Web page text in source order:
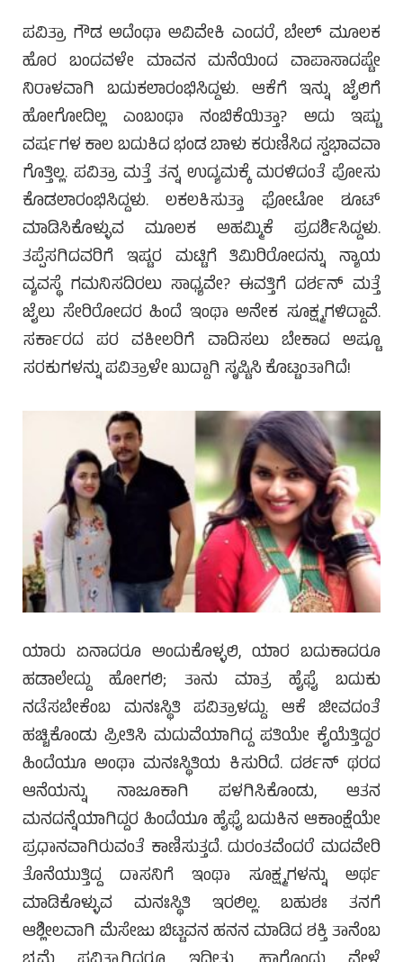
ಪವಿತ್ರಾ ಗೌಡ ಅದೆಂಥಾ ಅವಿವೇಕಿ ಎಂದರೆ, ಬೇಲ್ ಮೂಲಕ
ಹೊರ ಬಂದವಳೇ ಮಾವನ ಮನೆಯಿಂದ ವಾಪಾಸಾದಷ್ಟೇ
ನಿರಾಳವಾಗಿ ಬದುಕಲಾರಂಭಿಸಿದ್ದಳು. ಆಕೆಗೆ ಇನ್ನು ಜೈಲಿಗೆ
ಹೋಗೋದಿಲ್ಲ ಎಂಬಂಥಾ ನಂಬಿಕೆಯಿತ್ತಾ? ಅದು ಇಷ್ಟು
ವರ್ಷಗಳ ಕಾಲ ಬದುಕಿದ ಭಂಡ ಬಾಳು ಕರುಣಿಸಿದ ಸ್ವಭಾವವಾ
ಗೊತ್ತಿಲ್ಲ. ಪವಿತ್ರಾ ಮತ್ತೆ ತನ್ನ ಉದ್ಯಮಕ್ಕೆ ಮರಳಿದಂತೆ ಪೋಸು
ಕೊಡಲಾರಂಭಿಸಿದ್ದಳು. ಲಕಲಕಿಸುತ್ತಾ ಫೋಟೋ ಶೂಟ್
ಮಾಡಿಸಿಕೊಳ್ಳುವ ಮೂಲಕ ಅಹಮ್ಮಿಕೆ ಪ್ರದರ್ಶಿಸಿದ್ದಳು.
ತಪ್ಪೆಸಗಿದವರಿಗೆ ಇಷ್ಟರ ಮಟ್ಟಿಗೆ ತಿಮಿರಿರೋದನ್ನು ನ್ಯಾಯ
ವ್ಯವಸ್ಥೆ ಗಮನಿಸದಿರಲು ಸಾಧ್ಯವೇ? ಈವತ್ತಿಗೆ ದರ್ಶನ್ ಮತ್ತೆ
ಜೈಲು ಸೇರಿರೋದರ ಹಿಂದೆ ಇಂಥಾ ಅನೇಕ ಸೂಕ್ಷ್ಮಗಳಿದ್ದಾವೆ.
ಸರ್ಕಾರದ ಪರ ವಕೀಲರಿಗೆ ವಾದಿಸಲು ಬೇಕಾದ ಅಷ್ಟೂ
ಸರಕುಗಳನ್ನು ಪವಿತ್ರಾಳೇ ಖುದ್ದಾಗಿ ಸೃಷ್ಟಿಸಿ ಕೊಟ್ಟಂತಾಗಿದೆ!
ಯಾರು ಏನಾದರೂ ಅಂದುಕೊಳ್ಳಲಿ, ಯಾರ ಬದುಕಾದರೂ
ಹಡಾಲೇದ್ದು ಹೋಗಲಿ; ತಾನು ಮಾತ್ರ ಹೈಫೈ ಬದುಕು
ನಡೆಸಬೇಕೆಂಬ ಮನಃಸ್ಥಿತಿ ಪವಿತ್ರಾಳದ್ದು. ಆಕೆ ಜೀವದಂತೆ
ಹಚ್ಚಿಕೊಂಡು ಪ್ರೀತಿಸಿ ಮದುವೆಯಾಗಿದ್ದ ಪತಿಯೇ ಕೈಯೆತ್ತಿದ್ದರ
ಹಿಂದೆಯೂ ಅಂಥಾ ಮನಃಸ್ಥಿತಿಯ ಕಿಸುರಿದೆ. ದರ್ಶನ್ ಥರದ
ಆನೆಯನ್ನು ನಾಜೂಕಾಗಿ ಪಳಗಿಸಿಕೊಂಡು, ಆತನ
ಮನದನ್ನೆಯಾಗಿದ್ದರ ಹಿಂದೆಯೂ ಹೈಫೈ ಬದುಕಿನ ಆಕಾಂಕ್ಷೆಯೇ
ಪ್ರಧಾನವಾಗಿರುವಂತೆ ಕಾಣಿಸುತ್ತದೆ. ದುರಂತವೆಂದರೆ ಮದವೇರಿ
ತೊನೆಯುತ್ತಿದ್ದ ದಾಸನಿಗೆ ಇಂಥಾ ಸೂಕ್ಷ್ಮಗಳನ್ನು ಅರ್ಥ
ಮಾಡಿಕೊಳ್ಳುವ ಮನಃಸ್ಥಿತಿ ಇರಲಿಲ್ಲ. ಬಹುಶಃ ತನಗೆ
ಆಶ್ಲೀಲವಾಗಿ ಮೆಸೇಜು ಬಿಟ್ಟವನ ಹನನ ಮಾಡಿದ ಶಕ್ತಿ ತಾನೆಂಬ